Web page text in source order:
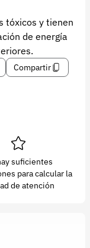
tóxicos y tienen
de energía
Compartir
suficientes
para calcular la
de atención